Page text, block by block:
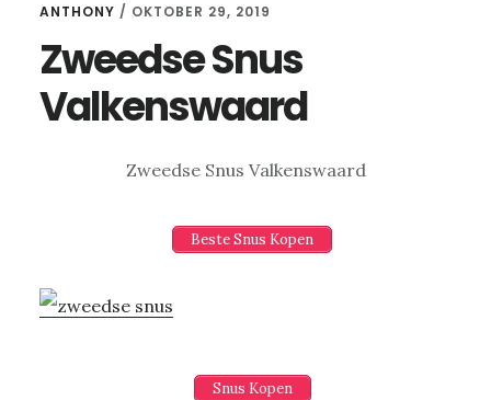
ANTHONY / OKTOBER 29, 2019
Zweedse Snus
Valkenswaard
Zweedse Snus Valkenswaard
Beste Snus Kopen
Snus Kopen